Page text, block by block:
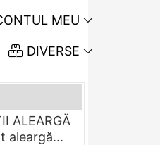
MEU
DIVERSE
ALEARGĂ
aleargă...